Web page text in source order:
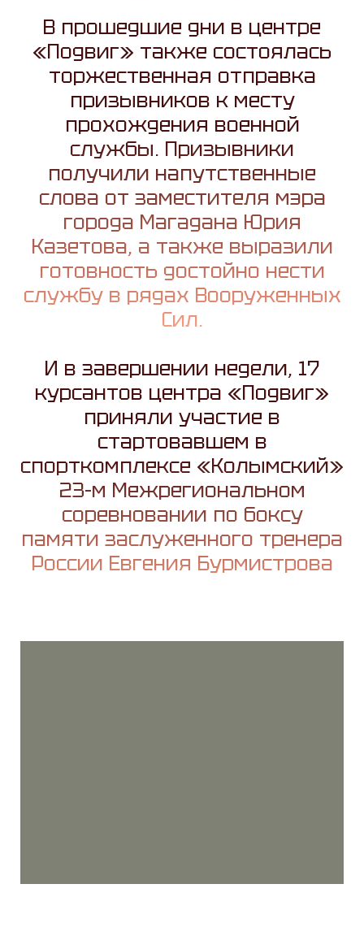
В прошедшие дни в центре
«Подвиг» также состоялась
торжественная отправка
призывников к месту
прохождения военной
службы. Призывники
получили напутственные
слова от заместителя мэра
города Магадана Юрия
Казетова, а также выразили
готовность достойно нести
службу в рядах Вооруженных
Сил.
И в завершении недели, 17
курсантов центра «Подвиг»
приняли участие в
стартовавшем в
спорткомплексе «Колымский»
23-м Межрегиональном
соревновании по боксу
памяти заслуженного тренера
России Евгения Бурмистрова